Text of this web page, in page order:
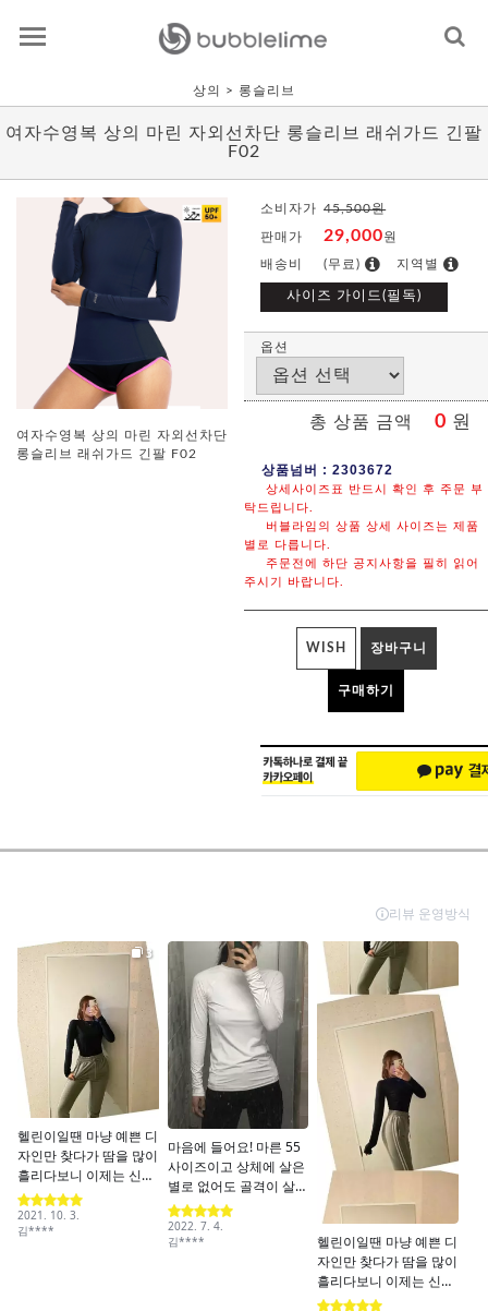
상의 > 롱슬리브
여자수영복 상의 마린 자외선차단 롱슬리브 래쉬가드 긴팔
F02
여자수영복 상의 마린 자외선차단
롱슬리브 래쉬가드 긴팔 F02
소비자가 45,500원
판매가 29,000원
배송비 (무료) 지역별
사이즈 가이드(필독)
옵션
총 상품 금액 0 원
상품넘버 : 2303672
상세사이즈표 반드시 확인 후 주문 부
탁드립니다.
버블라임의 상품 상세 사이즈는 제품
별로 다릅니다.
주문전에 하단 공지사항을 필히 읽어
주시기 바랍니다.
WISH 장바구니
구매하기